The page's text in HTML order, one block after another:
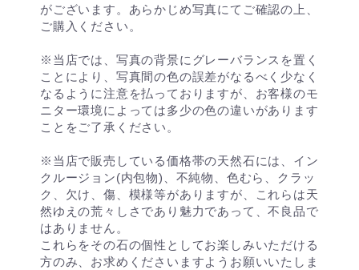
がございます。あらかじめ写真にてご確認の上、
ご購入ください。
※当店では、写真の背景にグレーバランスを置く
ことにより、写真間の色の誤差がなるべく少なく
なるように注意を払っておりますが、お客様のモ
ニター環境によっては多少の色の違いがあります
ことをご了承ください。
※当店で販売している価格帯の天然石には、イン
クルージョン(内包物)、不純物、色むら、クラッ
ク、欠け、傷、模様等がありますが、これらは天
然ゆえの荒々しさであり魅力であって、不良品で
はありません。
これらをその石の個性としてお楽しみいただける
方のみ、お求めくださいますようお願いいたしま